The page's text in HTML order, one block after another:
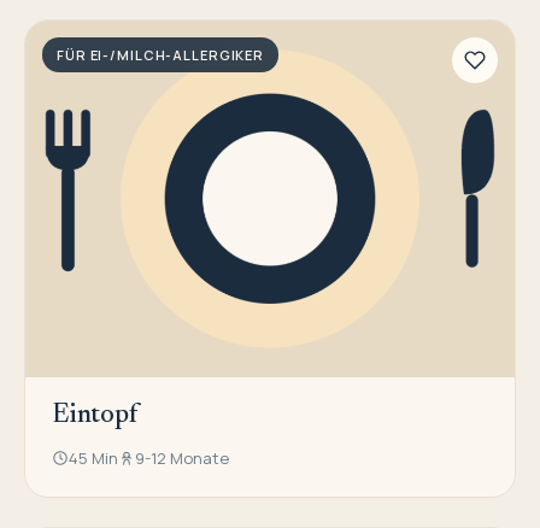
FÜR EI-/MILCH-ALLERGIKER
Eintopf
45 Min 9-12 Monate